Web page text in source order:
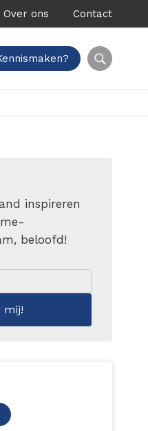
Over ons Contact
inspireren
beloofd!